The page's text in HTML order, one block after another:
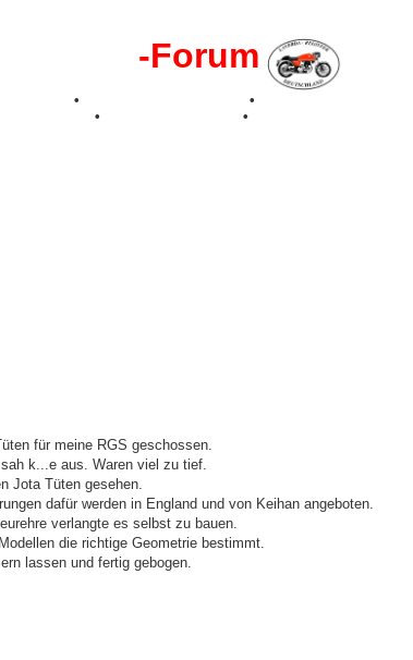
-Forum
• •
• •
für meine RGS geschossen.
k...e aus. Waren viel zu tief.
Jota Tüten gesehen.
dafür werden in England und von Keihan angeboten.
verlangte es selbst zu bauen.
die richtige Geometrie bestimmt.
lassen und fertig gebogen.